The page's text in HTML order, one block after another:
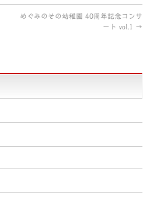
めぐみのその幼稚園 40周年記念コンサ
ート vol.1
→